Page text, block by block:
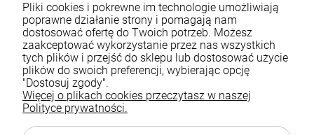
AVERY
151,49 zł
Cena netto:123,16 zł
Pliki cookies i pokrewne im technologie umożliwiają
poprawne działanie strony i pomagają nam
dostosować ofertę do Twoich potrzeb. Możesz
zaakceptować wykorzystanie przez nas wszystkich
tych plików i przejść do sklepu lub dostosować użycie
plików do swoich preferencji, wybierając opcję
"Dostosuj zgody".
Więcej o plikach cookies przeczytasz w naszej
Polityce prywatności.